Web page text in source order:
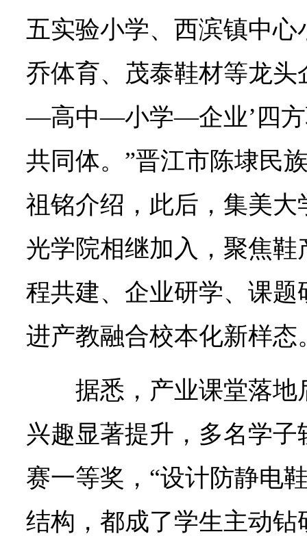
五实验小学、西滨镇中
乔体育、茂泰鞋材等龙头
—高中—小学—企业’四方
共同体。”晋江市陈埭民
祖铭介绍，此后，集美
光学院相继加入，聚焦
程共建、企业研学、课
进产教融合校本化新样态
据悉，产业课堂落
兴趣显著提升，多名学
赛一等奖，“设计防静电
结构，都成了学生主动钻